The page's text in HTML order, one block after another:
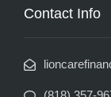
Contact Info